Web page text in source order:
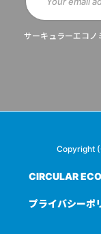
サーキュラーエコノ
Copyright
CIRCULAR
プライバシーポ